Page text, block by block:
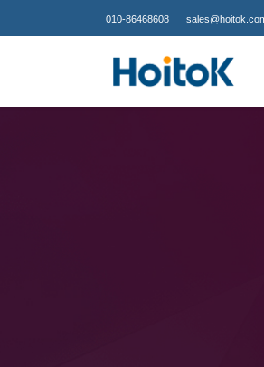
010-86468608